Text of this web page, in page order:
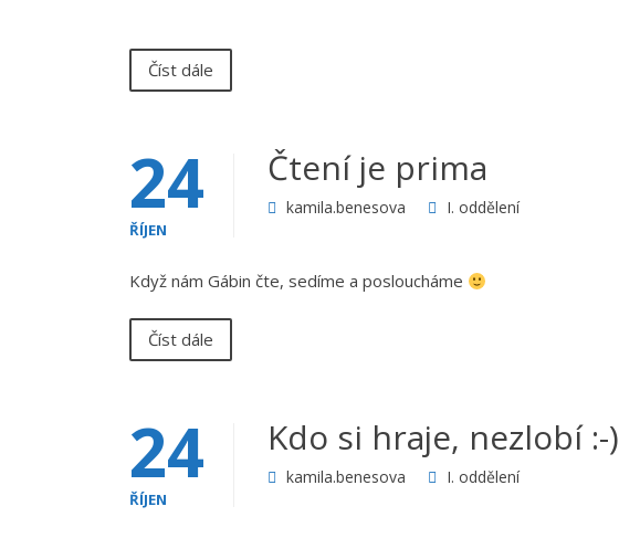
Číst dále
24
ŘÍJEN
Čtení je prima
kamila.benesova I. oddělení
Když nám Gábin čte, sedíme a posloucháme
Číst dále
24
ŘÍJEN
Kdo si hraje, nezlobí :-)
kamila.benesova I. oddělení